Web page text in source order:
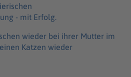
- mit Erfolg.
wieder bei ihrer Mutter im
Katzen wieder